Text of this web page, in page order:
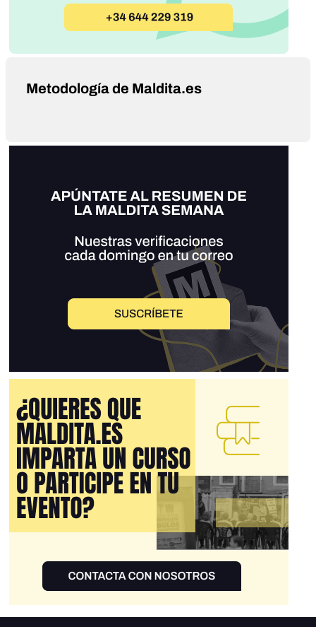
Metodología de Maldita.es